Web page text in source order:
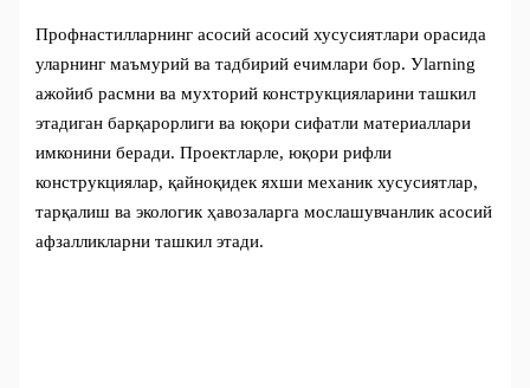
Профнастилларнинг асосий асосий хусусиятлари орасида
уларнинг маъмурий ва тадбирий ечимлари бор. Уlarning
ажойиб расмни ва мухторий конструкцияларини ташкил
этадиган барқарорлиги ва юқори сифатли материаллари
имконини беради. Проектларле, юқори рифли
конструкциялар, қайноқидек яхши механик хусусиятлар,
тарқалиш ва экологик ҳавозаларга мослашувчанлик асосий
афзалликларни ташкил этади.